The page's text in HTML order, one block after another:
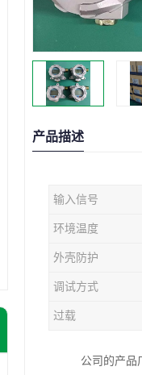
产品描述
输入信号
环境温度
外壳防护
调试方式
过载
公司的产品